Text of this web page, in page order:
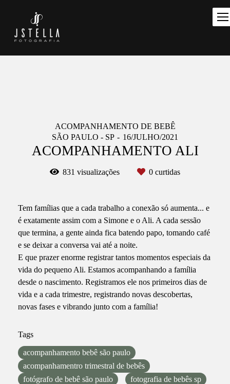
ACOMPANHAMENTO DE BEBÊ
SÃO PAULO - SP
16/JULHO/2021
ACOMPANHAMENTO ALI
831 visualizações 0 curtidas
Tem famílias que a cada trabalho a conexão só aumenta... e
é exatamente assim com a Simone e o Ali. A cada sessão
que termina, a gente ainda fica batendo papo, tomando café
e se deixar a conversa vai até a noite.
E que prazer enorme registrar tantos momentos especiais da
vida do pequeno Ali. Estamos acompanhando a família
desde o nascimento. Registramos ele nos primeiros dias de
vida e a cada trimestre, registrando novas descobertas,
novas fases e vibrando junto com a família!
Tags
acompanhamento bebê são paulo
acompanhamentro trimestral de bebês
fotógrafo de bebê são paulo
fotografia de bebês sp